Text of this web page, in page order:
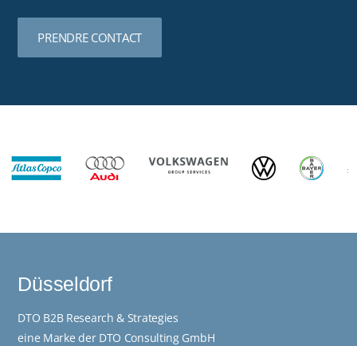
PRENDRE CONTACT
Düsseldorf
DTO B2B Research & Strategies
eine Marke der DTO Consulting GmbH